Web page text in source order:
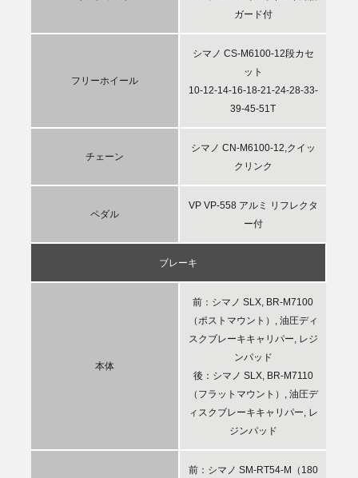
ガード付
フリーホイール
シマノ CS-M6100-12段カセ
ット
10-12-14-16-18-21-24-28-33-
39-45-51T
チェーン
シマノ CN-M6100-12,クイッ
クリンク
ペダル
VP VP-558 アルミ リフレクタ
ー付
ブレーキ
本体
前：シマノ SLX, BR-M7100
（ポストマウント）, 油圧ディ
スクブレーキキャリパー, レジ
ンパッド
後：シマノ SLX, BR-M7110
（フラットマウント）, 油圧デ
ィスクブレーキキャリパー, レ
ジンパッド
前：シマノ SM-RT54-M（180